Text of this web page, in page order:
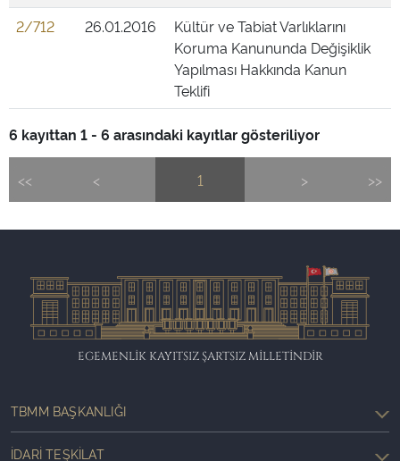
2/712
26.01.2016
Kültür ve Tabiat Varlıklarını
Koruma Kanununda Değişiklik
Yapılması Hakkında Kanun
Teklifi
6 kayıttan 1 - 6 arasındaki kayıtlar gösteriliyor
<< < 1 > >>
EGEMENLİK KAYITSIZ ŞARTSIZ MİLLETİNDİR
TBMM BAŞKANLIĞI
İDARI TEŞKILAT